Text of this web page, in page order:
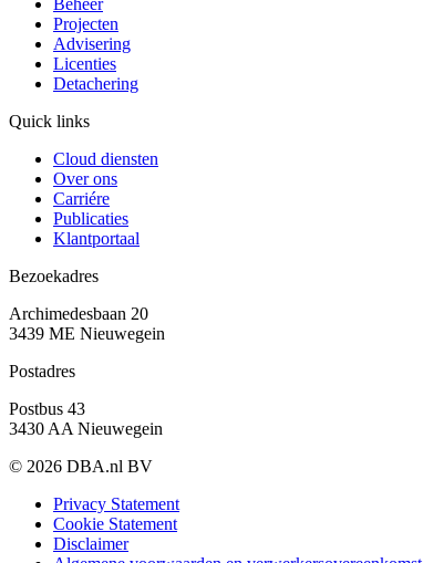
Beheer
Projecten
Advisering
Licenties
Detachering
Quick links
Cloud diensten
Over ons
Carriére
Publicaties
Klantportaal
Bezoekadres
Archimedesbaan 20
3439 ME Nieuwegein
Postadres
Postbus 43
3430 AA Nieuwegein
© 2026 DBA.nl BV
Privacy Statement
Cookie Statement
Disclaimer